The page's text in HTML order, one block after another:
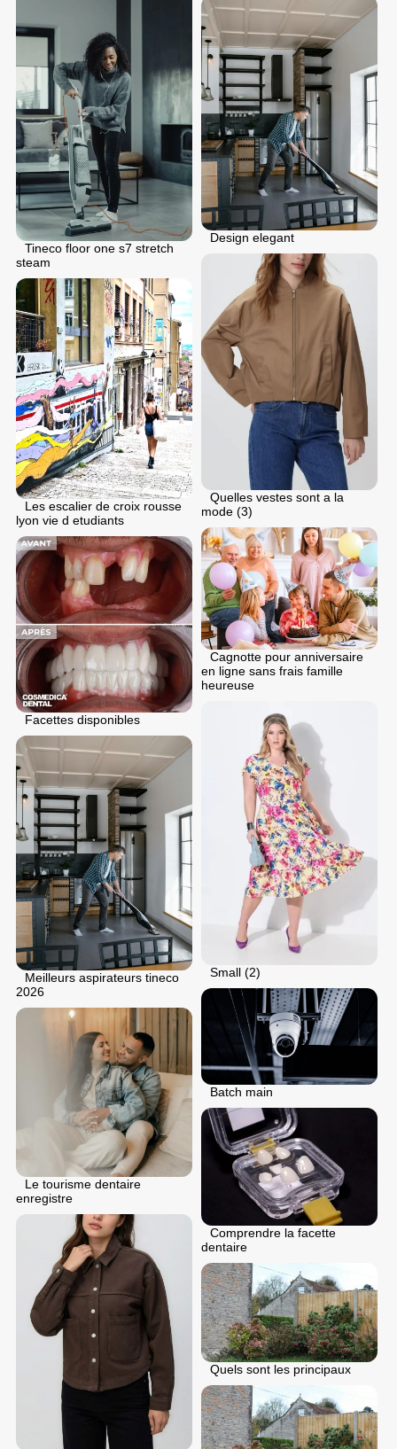
Tineco floor one s7 stretch
steam
Design elegant
Quelles vestes sont a la
mode (3)
Les escalier de croix rousse
lyon vie d etudiants
Cagnotte pour anniversaire
en ligne sans frais famille
heureuse
Facettes disponibles
Small (2)
Meilleurs aspirateurs tineco
2026
Batch main
Le tourisme dentaire
enregistre
Comprendre la facette
dentaire
Quels sont les principaux